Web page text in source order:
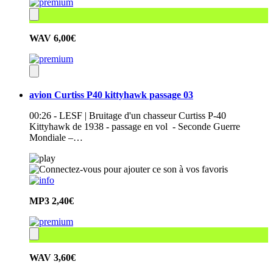
WAV 6,00€
avion Curtiss P40 kittyhawk passage 03
00:26 - LESF | Bruitage d'un chasseur Curtiss P-40
Kittyhawk de 1938 - passage en vol - Seconde Guerre
Mondiale –…
MP3 2,40€
WAV 3,60€